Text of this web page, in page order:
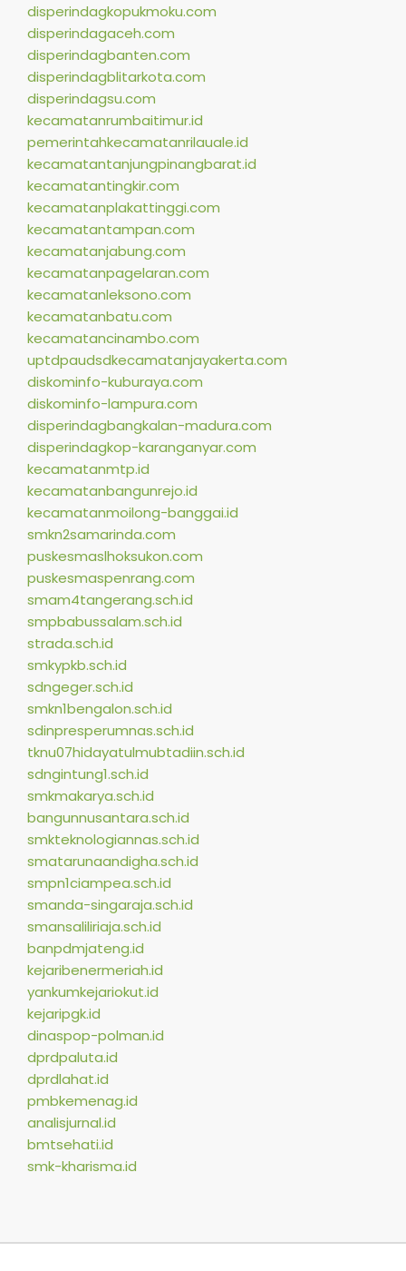
disperindagkopukmoku.com
disperindagaceh.com
disperindagbanten.com
disperindagblitarkota.com
disperindagsu.com
kecamatanrumbaitimur.id
pemerintahkecamatanrilauale.id
kecamatantanjungpinangbarat.id
kecamatantingkir.com
kecamatanplakattinggi.com
kecamatantampan.com
kecamatanjabung.com
kecamatanpagelaran.com
kecamatanleksono.com
kecamatanbatu.com
kecamatancinambo.com
uptdpaudsdkecamatanjayakerta.com
diskominfo-kuburaya.com
diskominfo-lampura.com
disperindagbangkalan-madura.com
disperindagkop-karanganyar.com
kecamatanmtp.id
kecamatanbangunrejo.id
kecamatanmoilong-banggai.id
smkn2samarinda.com
puskesmaslhoksukon.com
puskesmaspenrang.com
smam4tangerang.sch.id
smpbabussalam.sch.id
strada.sch.id
smkypkb.sch.id
sdngeger.sch.id
smkn1bengalon.sch.id
sdinpresperumnas.sch.id
tknu07hidayatulmubtadiin.sch.id
sdngintung1.sch.id
smkmakarya.sch.id
bangunnusantara.sch.id
smkteknologiannas.sch.id
smatarunaandigha.sch.id
smpn1ciampea.sch.id
smanda-singaraja.sch.id
smansaliliriaja.sch.id
banpdmjateng.id
kejaribenermeriah.id
yankumkejariokut.id
kejaripgk.id
dinaspop-polman.id
dprdpaluta.id
dprdlahat.id
pmbkemenag.id
analisjurnal.id
bmtsehati.id
smk-kharisma.id